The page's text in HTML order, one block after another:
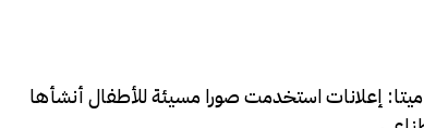
إعلانات استخدمت صورا مسيئة للأطفال أنشأها